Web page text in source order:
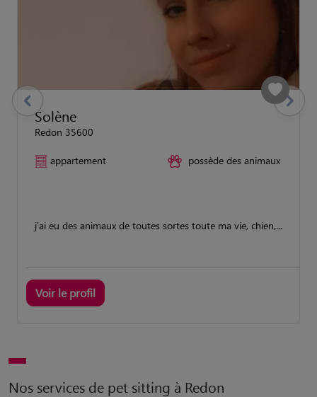
Solène
Redon 35600
appartement possède des animaux
j'ai eu des animaux de toutes sortes toute ma vie, chien,...
Voir le profil
previous Suivant
Nos services de pet sitting à Redon